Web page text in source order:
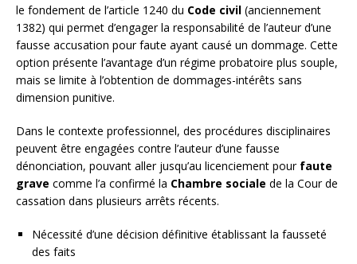
le fondement de l’article 1240 du Code civil (anciennement
1382) qui permet d’engager la responsabilité de l’auteur d’une
fausse accusation pour faute ayant causé un dommage. Cette
option présente l’avantage d’un régime probatoire plus souple,
mais se limite à l’obtention de dommages-intérêts sans
dimension punitive.
Dans le contexte professionnel, des procédures disciplinaires
peuvent être engagées contre l’auteur d’une fausse
dénonciation, pouvant aller jusqu’au licenciement pour faute
grave comme l’a confirmé la Chambre sociale de la Cour de
cassation dans plusieurs arrêts récents.
Nécessité d’une décision définitive établissant la fausseté
des faits